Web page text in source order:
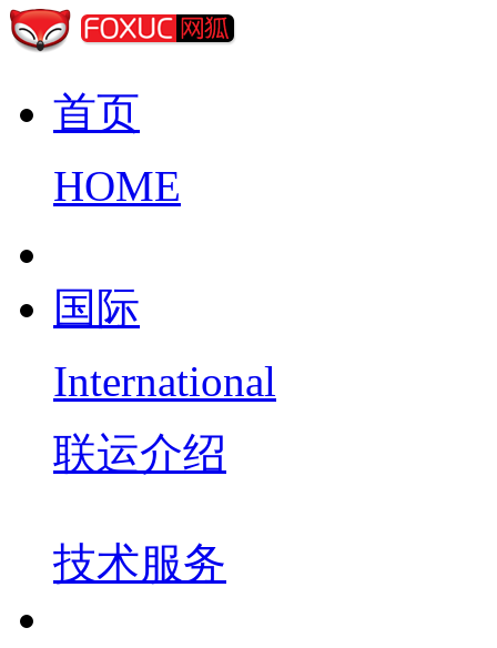
首页
HOME
国际
International
联运介绍
技术服务